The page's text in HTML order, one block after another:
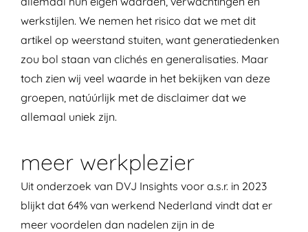
werkstijlen. We nemen het risico dat we met dit
artikel op weerstand stuiten, want generatiedenken
zou bol staan van clichés en generalisaties. Maar
toch zien wij veel waarde in het bekijken van deze
groepen, natúúrlijk met de disclaimer dat we
allemaal uniek zijn.
meer werkplezier
Uit onderzoek van DVJ Insights voor a.s.r. in 2023
blijkt dat 64% van werkend Nederland vindt dat er
meer voordelen dan nadelen zijn in de